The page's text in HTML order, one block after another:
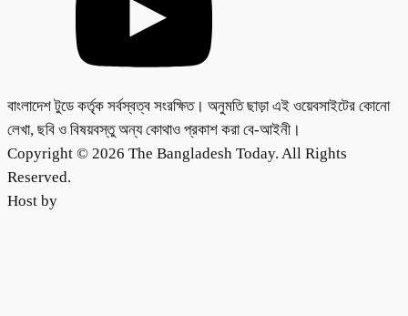
বাংলাদেশ টুডে কর্তৃক সর্বস্বত্ব সংরক্ষিত। অনুমতি ছাড়া এই ওয়েবসাইটের কোনো
লেখা, ছবি ও বিষয়বস্তু অন্য কোথাও প্রকাশ করা বে-আইনী।
Copyright © 2026 The Bangladesh Today. All Rights
Reserved.
Host by